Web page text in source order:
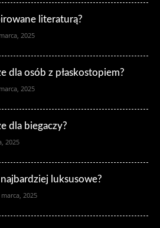
literaturą?
2025
dla osób z płaskostopiem?
2025
dla biegaczy?
2025
luksusowe?
2025